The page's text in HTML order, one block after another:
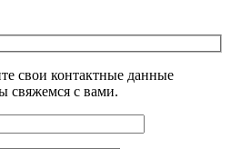
свои контактные данные
свяжемся с вами.